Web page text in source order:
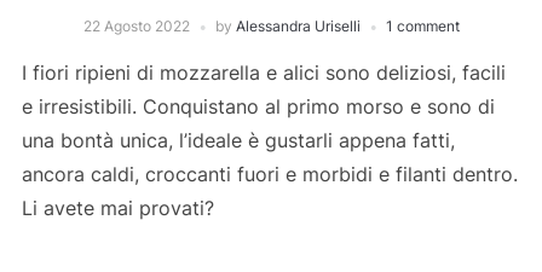
22 Agosto 2022 by Alessandra Uriselli 1 comment
I fiori ripieni di mozzarella e alici sono deliziosi, facili
e irresistibili. Conquistano al primo morso e sono di
una bontà unica, l’ideale è gustarli appena fatti,
ancora caldi, croccanti fuori e morbidi e filanti dentro.
Li avete mai provati?